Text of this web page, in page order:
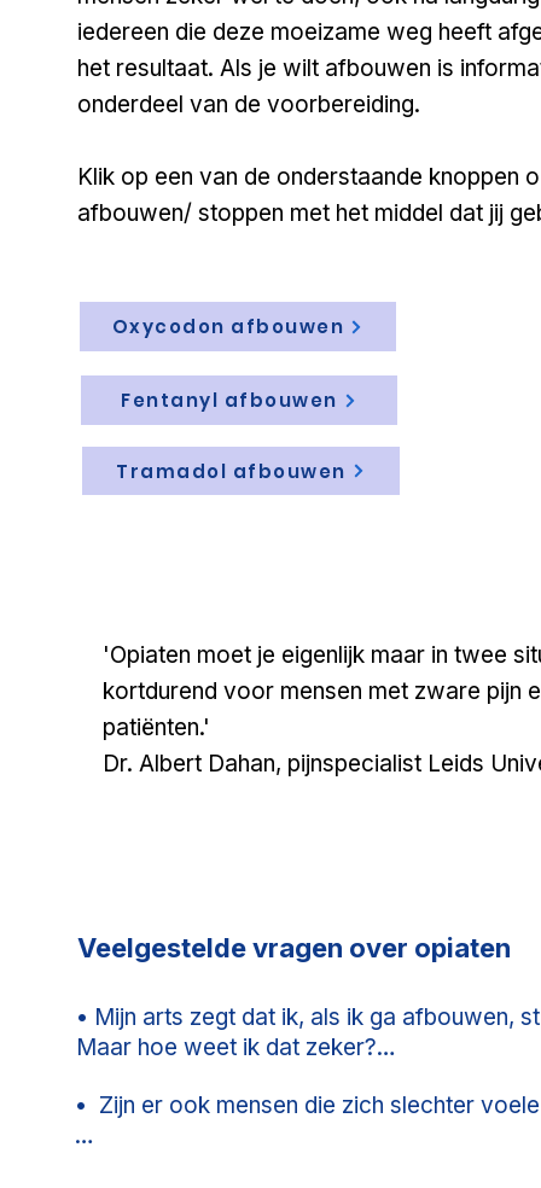
iedereen die deze moeizame weg heeft
het resultaat. Als je wilt afbouwen is
onderdeel van de voorbereiding.
Klik op een van de onderstaande knoppen
afbouwen/ stoppen met het middel dat jij
Oxycodon afbouwen
Fentanyl afbouwen
Tramadol afbouwen
'Opiaten moet je eigenlijk maar in twee
kortdurend voor mensen met zware pijn
patiënten.'
Dr. Albert Dahan, pijnspecialist Leids
Veelgestelde vragen over opiaten
​​​• Mijn arts zegt dat ik, als ik ga afbouwen,
Maar hoe weet ik dat zeker?
Afbouwen van oxycodon, fentanyl,
garantie voor minder pijn.
•  Zijn er ook mensen die zich slechter